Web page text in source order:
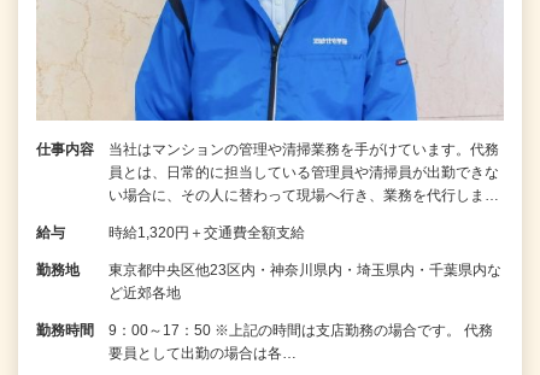
仕事内容
当社はマンションの管理や清掃業務を手がけています。代務
員とは、日常的に担当している管理員や清掃員が出勤できな
い場合に、その人に替わって現場へ行き、業務を代行しま…
給与 時給1,320円＋交通費全額支給
勤務地
東京都中央区他23区内・神奈川県内・埼玉県内・千葉県内な
ど近郊各地
勤務時間
9：00～17：50 ※上記の時間は支店勤務の場合です。 代務
要員として出勤の場合は各…